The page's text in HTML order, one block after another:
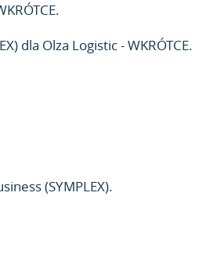
dla Olza Logistic - WKRÓTCE.
(SYMPLEX).